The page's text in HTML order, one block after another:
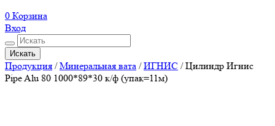
0 Корзина
Вход
Искать
Продукция /Минеральная вата /ИГНИС /Цилиндр Игнис
Pipe Alu 80 1000*89*30 к/ф (упак=11м)